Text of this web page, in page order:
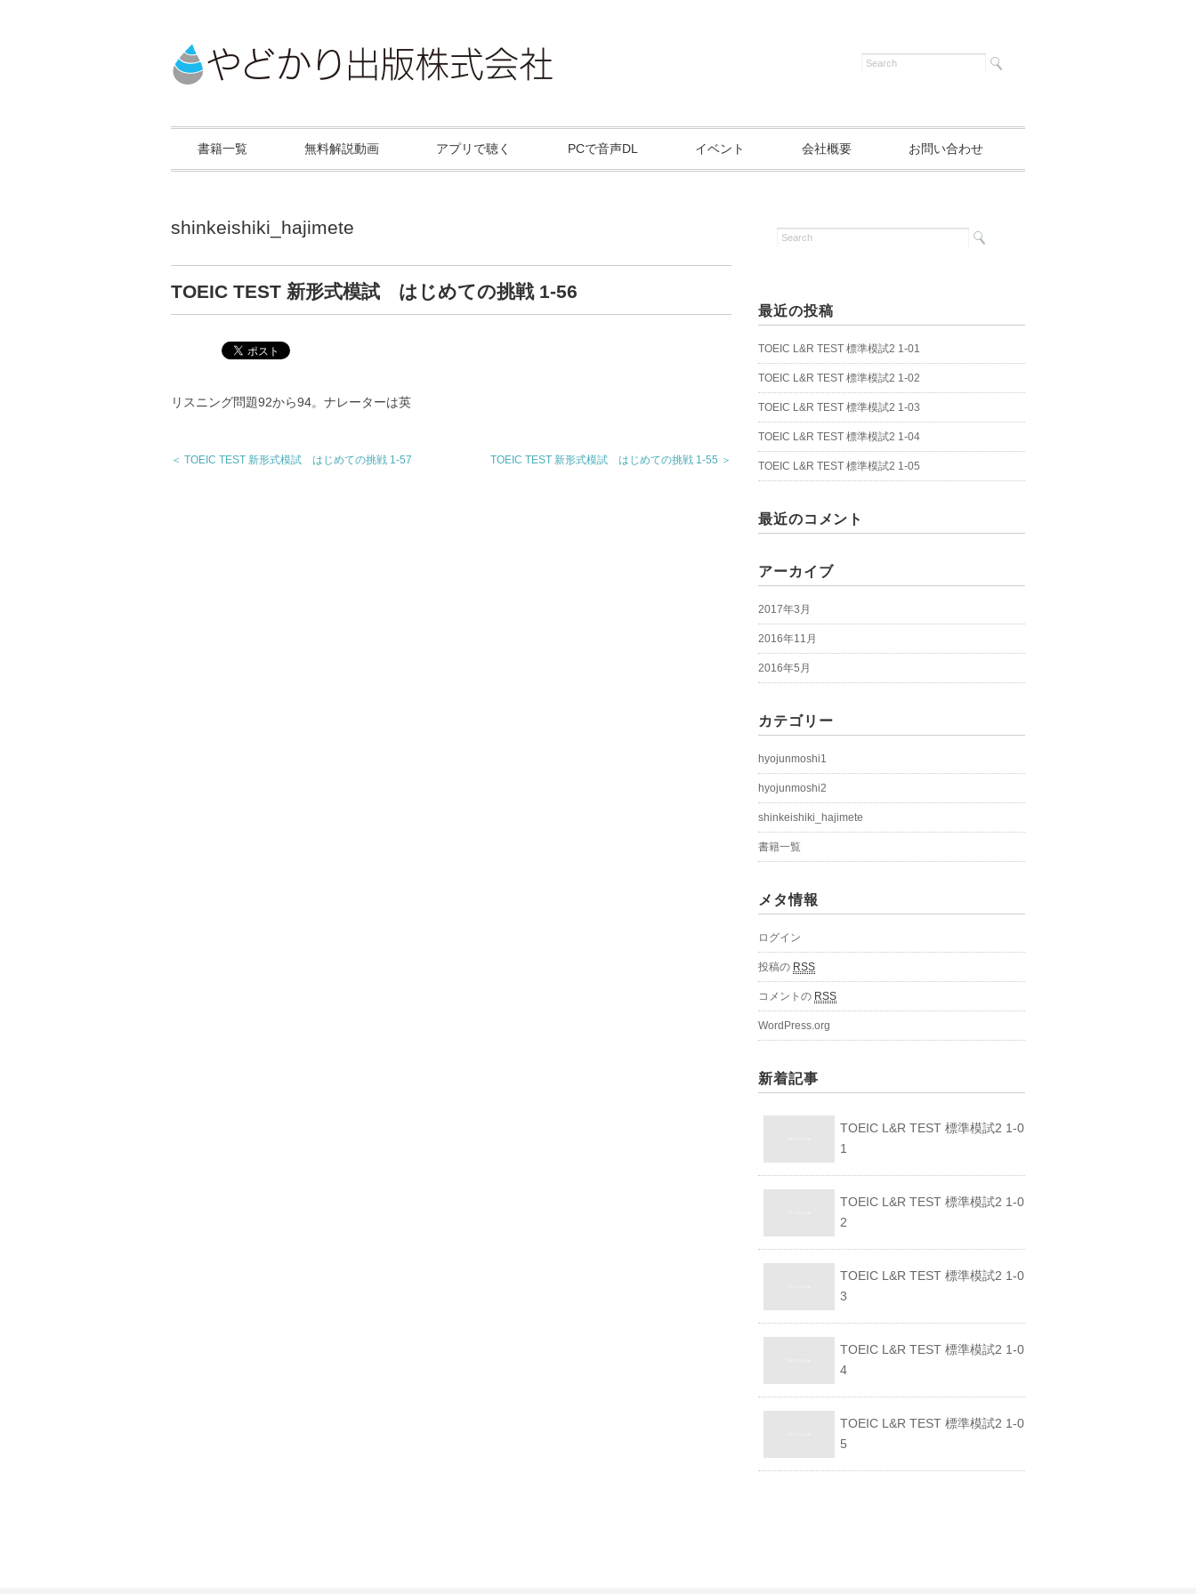
書籍一覧 無料解説動画 アプリで聴く PCで音声DL イベント 会社概要 お問い合わせ
shinkeishiki_hajimete
TOEIC TEST 新形式模試 はじめての挑戦 1-56
リスニング問題92から94。ナレーターは英
＜ TOEIC TEST 新形式模試 はじめての挑戦 1-57 TOEIC TEST 新形式模試 はじめての挑戦 1-55 ＞
最近の投稿
TOEIC L&R TEST 標準模試2 1-01
TOEIC L&R TEST 標準模試2 1-02
TOEIC L&R TEST 標準模試2 1-03
TOEIC L&R TEST 標準模試2 1-04
TOEIC L&R TEST 標準模試2 1-05
最近のコメント
アーカイブ
2017年3月
2016年11月
2016年5月
カテゴリー
hyojunmoshi1
hyojunmoshi2
shinkeishiki_hajimete
書籍一覧
メタ情報
ログイン
投稿の RSS
コメントの RSS
WordPress.org
新着記事
TOEIC L&R TEST 標準模試2 1-0
1
TOEIC L&R TEST 標準模試2 1-0
2
TOEIC L&R TEST 標準模試2 1-0
3
TOEIC L&R TEST 標準模試2 1-0
4
TOEIC L&R TEST 標準模試2 1-0
5